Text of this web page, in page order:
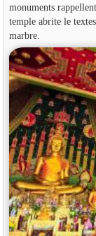
monuments
temple abrite le
marbre.